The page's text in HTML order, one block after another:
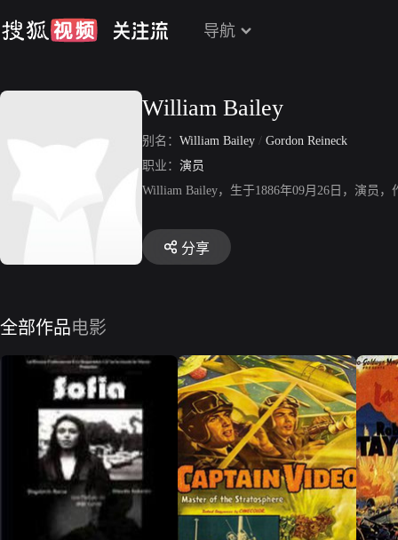
导航
William Bailey
别名： William Bailey / Gordon Reineck
职业： 演员
William Bailey，生于1886年09月26日，演员
分享
全部作品电影